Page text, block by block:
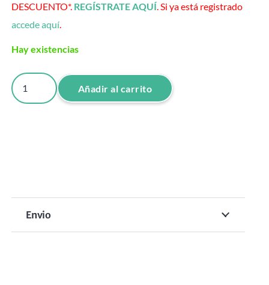
DESCUENTO*. REGÍSTRATE AQUÍ. Si ya está registrado
accede aquí.
Hay existencias
PLANCHA
FRISAR
Añadir al carrito
Envio